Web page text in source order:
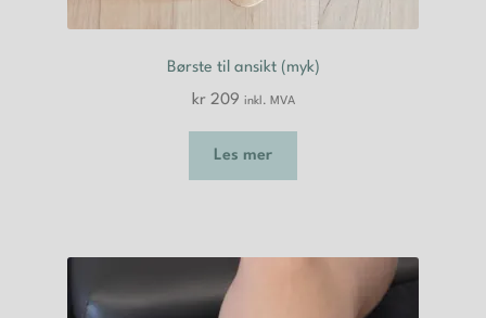
Børste til ansikt (myk)
kr209 inkl. MVA
Les mer